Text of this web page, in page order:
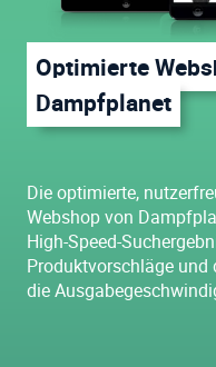
Optimierte
Dampfplanet
Die optimierte,
Webshop von
High-Speed-
Produktvorschläge und
die